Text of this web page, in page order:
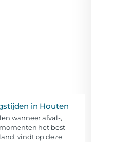
in Houten
wanneer afval-,
het best
vindt op deze